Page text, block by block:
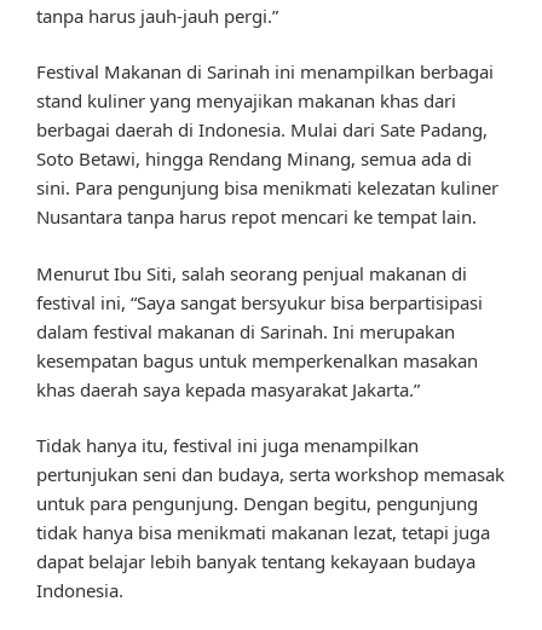
tanpa harus jauh-jauh pergi.”
Festival Makanan di Sarinah ini menampilkan berbagai
stand kuliner yang menyajikan makanan khas dari
berbagai daerah di Indonesia. Mulai dari Sate Padang,
Soto Betawi, hingga Rendang Minang, semua ada di
sini. Para pengunjung bisa menikmati kelezatan kuliner
Nusantara tanpa harus repot mencari ke tempat lain.
Menurut Ibu Siti, salah seorang penjual makanan di
festival ini, “Saya sangat bersyukur bisa berpartisipasi
dalam festival makanan di Sarinah. Ini merupakan
kesempatan bagus untuk memperkenalkan masakan
khas daerah saya kepada masyarakat Jakarta.”
Tidak hanya itu, festival ini juga menampilkan
pertunjukan seni dan budaya, serta workshop memasak
untuk para pengunjung. Dengan begitu, pengunjung
tidak hanya bisa menikmati makanan lezat, tetapi juga
dapat belajar lebih banyak tentang kekayaan budaya
Indonesia.